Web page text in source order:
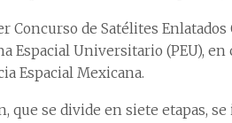
Concurso de Satélites Enlatados
Espacial Universitario (PEU),
Espacial Mexicana.
que se divide en siete etapas,